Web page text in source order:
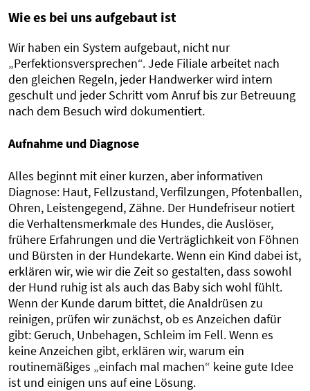
Wie es bei uns aufgebaut ist
Wir haben ein System aufgebaut, nicht nur
„Perfektionsversprechen“. Jede Filiale arbeitet nach
den gleichen Regeln, jeder Handwerker wird intern
geschult und jeder Schritt vom Anruf bis zur Betreuung
nach dem Besuch wird dokumentiert.
Aufnahme und Diagnose
Alles beginnt mit einer kurzen, aber informativen
Diagnose: Haut, Fellzustand, Verfilzungen, Pfotenballen,
Ohren, Leistengegend, Zähne. Der Hundefriseur notiert
die Verhaltensmerkmale des Hundes, die Auslöser,
frühere Erfahrungen und die Verträglichkeit von Föhnen
und Bürsten in der Hundekarte. Wenn ein Kind dabei ist,
erklären wir, wie wir die Zeit so gestalten, dass sowohl
der Hund ruhig ist als auch das Baby sich wohl fühlt.
Wenn der Kunde darum bittet, die Analdrüsen zu
reinigen, prüfen wir zunächst, ob es Anzeichen dafür
gibt: Geruch, Unbehagen, Schleim im Fell. Wenn es
keine Anzeichen gibt, erklären wir, warum ein
routinemäßiges „einfach mal machen“ keine gute Idee
ist und einigen uns auf eine Lösung.